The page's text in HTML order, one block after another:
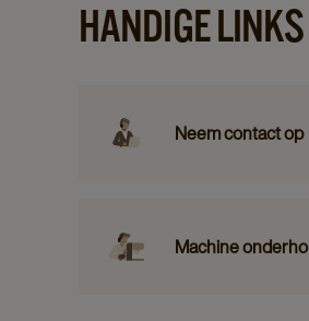
HANDIGE LINKS
Neem contact op
Machine